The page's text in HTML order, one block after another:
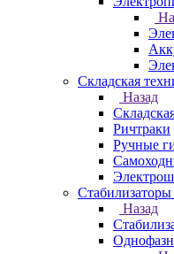
Складская
Назад
Ричтраки
Ручные
Стабилизаторы
Назад